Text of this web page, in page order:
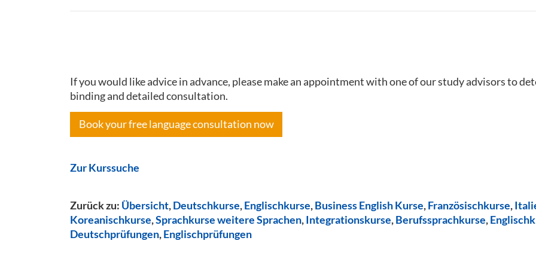
If you would like advice in advance, please make an appointment with one of our study advisors to
binding and detailed consultation.
Book your free language consultation now
Zur Kurssuche
Zurück zu: Übersicht,Deutschkurse,Englischkurse,Business English Kurse,Französischkurse,
Koreanischkurse,Sprachkurse weitere Sprachen,Integrationskurse,Berufssprachkurse,
Deutschprüfungen,Englischprüfungen